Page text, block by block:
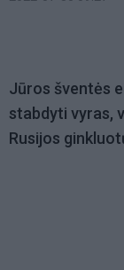
Jūros šventės
stabdyti vyras,
Rusijos